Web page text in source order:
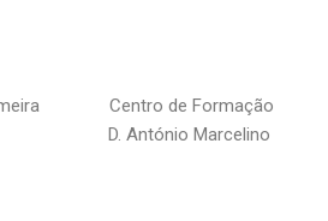
Centro de Formação
D. António Marcelino